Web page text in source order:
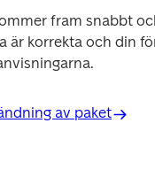
fram snabbt
är korrekta och din
av paket